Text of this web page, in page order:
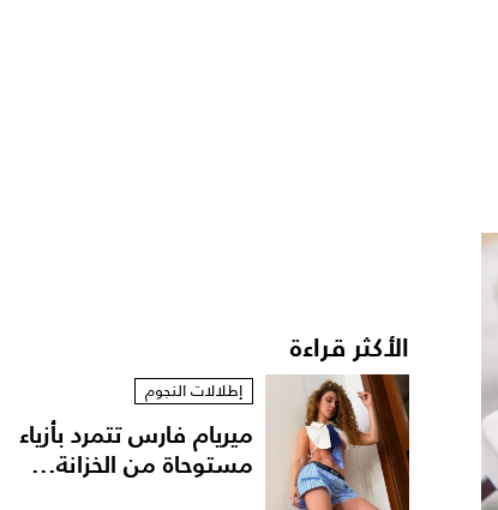
الأكثر قراءة
إطلالات النجوم
ميريام فارس تتمرد بأزياء
مستوحاة من الخزانة...